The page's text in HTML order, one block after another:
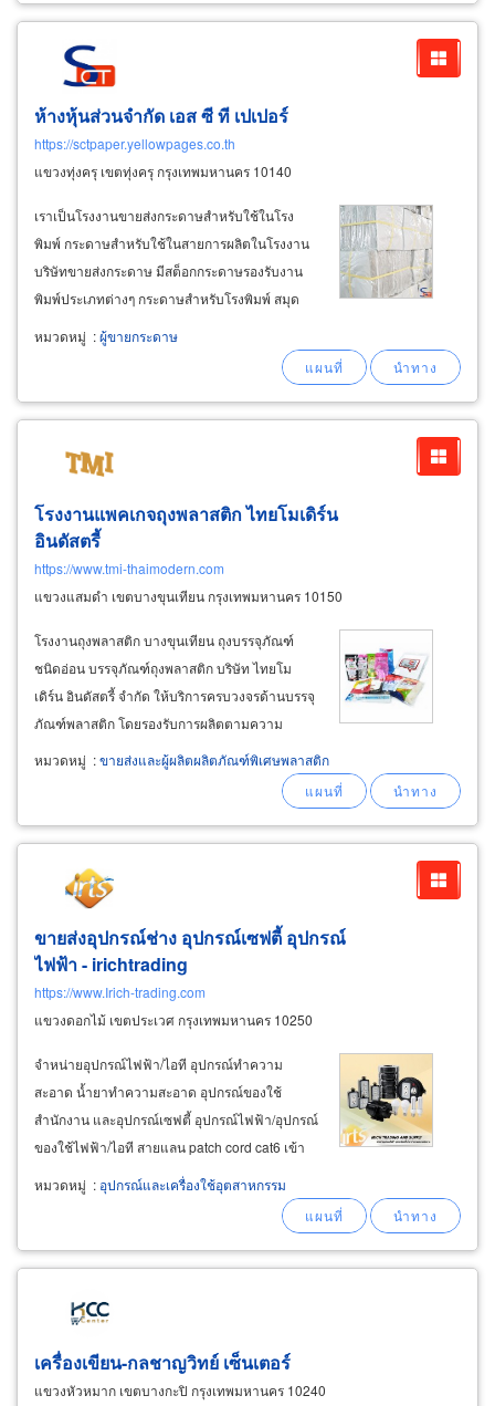
ห้างหุ้นส่วนจำกัด เอส ซี ที เปเปอร์
https://sctpaper.yellowpages.co.th
แขวงทุ่งครุ เขตทุ่งครุ กรุงเทพมหานคร 10140
เราเป็นโรงงานขายส่งกระดาษสำหรับใช้ในโรง
พิมพ์ กระดาษสำหรับใช้ในสายการผลิตในโรงงาน
บริษัทขายส่งกระดาษ มีสต็อกกระดาษรองรับงาน
พิมพ์ประเภทต่างๆ กระดาษสำหรับโรงพิมพ์ สมุด
โฆษณา พิมพ์การ์ด ปฏิทิน และกระดาษสำหรับโรง
พิมพ์กล่องกระดาษ โรงพิมพ์บรรจุภัณฑ์ กล่องใส่
สินค้า
หมวดหมู่ :ผู้ขายกระดาษ
โรงงานแพคเกจถุงพลาสติก ไทยโมเดิร์น
อินดัสตรี้
https://www.tmi-thaimodern.com
แขวงแสมดำ เขตบางขุนเทียน กรุงเทพมหานคร 10150
โรงงานถุงพลาสติก บางขุนเทียน ถุงบรรจุภัณฑ์
ชนิดอ่อน บรรจุภัณฑ์ถุงพลาสติก บริษัท ไทยโม
เดิร์น อินดัสตรี้ จำกัด ให้บริการครบวงจรด้านบรรจุ
ภัณฑ์พลาสติก โดยรองรับการผลิตตามความ
ต้องการของลูกค้า ทั้งแบบสั่งทำเฉพาะ (made to
order) และสินค้าขายส่งมาตรฐาน รับผลิตสั่งทำ
แพคเกจจิ้ง ซองอ่อน พลาสติก ถุงลามิเนต ถุงแก้ว
หมวดหมู่ :ขายส่งและผู้ผลิตผลิตภัณฑ์พิเศษพลาสติก
ขายส่งอุปกรณ์ช่าง อุปกรณ์เซฟตี้ อุปกรณ์
ไฟฟ้า - irichtrading
https://www.Irich-trading.com
แขวงดอกไม้ เขตประเวศ กรุงเทพมหานคร 10250
จำหน่ายอุปกรณ์ไฟฟ้า/ไอที อุปกรณ์ทำความ
สะอาด น้ำยาทำความสะอาด อุปกรณ์ของใช้
สำนักงาน และอุปกรณ์เซฟตี้ อุปกรณ์ไฟฟ้า/อุปกรณ์
ของใช้ไฟฟ้า/ไอที สายแลน patch cord cat6 เข้า
หัวสำเร็จ ยาว 3 เมตร link us-1002 หัวแลนตัวผู้
ปลอกสวมหัวสายแลน คีมเข้าสายตัวเมีย และเข้า
หมวดหมู่ : อุปกรณ์และเครื่องใช้อุตสาหกรรม
เครื่องเขียน-กลชาญวิทย์ เซ็นเตอร์
แขวงหัวหมาก เขตบางกะปิ กรุงเทพมหานคร 10240